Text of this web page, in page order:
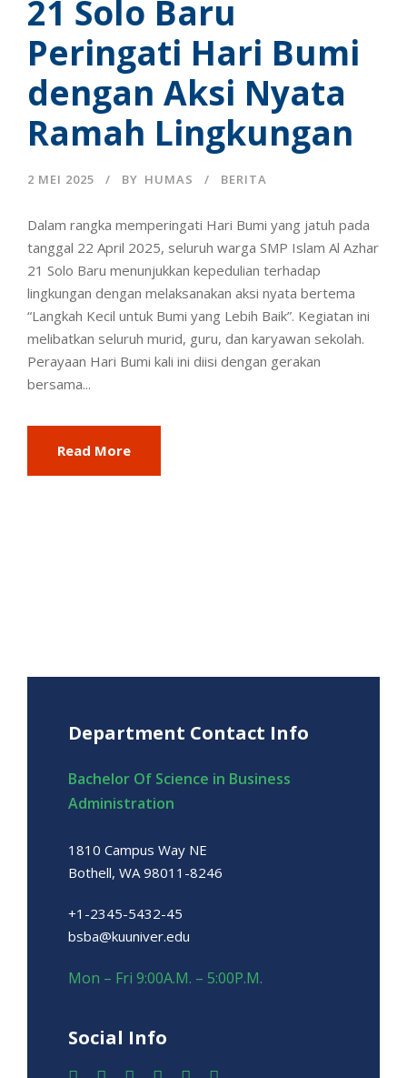
21 Solo Baru
Peringati Hari Bumi
dengan Aksi Nyata
Ramah Lingkungan
2 MEI 2025 BY HUMAS BERITA
Dalam rangka memperingati Hari Bumi yang jatuh pada
tanggal 22 April 2025, seluruh warga SMP Islam Al Azhar
21 Solo Baru menunjukkan kepedulian terhadap
lingkungan dengan melaksanakan aksi nyata bertema
“Langkah Kecil untuk Bumi yang Lebih Baik”. Kegiatan ini
melibatkan seluruh murid, guru, dan karyawan sekolah.
Perayaan Hari Bumi kali ini diisi dengan gerakan
bersama...
Read More
Department Contact Info
Bachelor Of Science in Business
Administration
1810 Campus Way NE
Bothell, WA 98011-8246
+1-2345-5432-45
bsba@kuuniver.edu
Mon – Fri 9:00A.M. – 5:00P.M.
Social Info